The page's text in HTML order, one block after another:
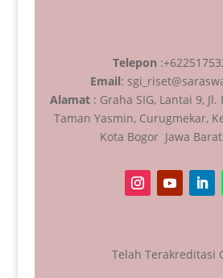
Telepon
Email:
Alamat: Graha SIG, Lantai 9, Jl.
Taman Yasmin, Curugmekar,
Kota Bogor Jawa
Telah Terakreditasi